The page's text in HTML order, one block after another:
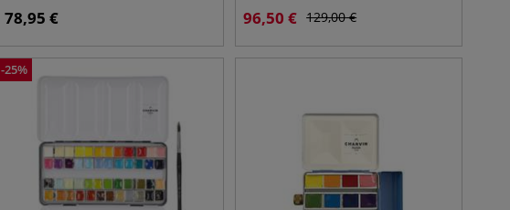
78,95 € 96,50 € 129,00€
-25%